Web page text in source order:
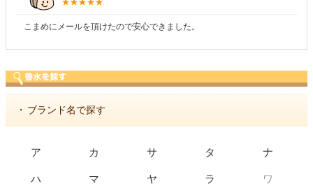
こまめにメールを頂けたので安心できました。
・ ブランド名で探す
ア カ サ タ ナ
ハ マ ヤ ラ ワ